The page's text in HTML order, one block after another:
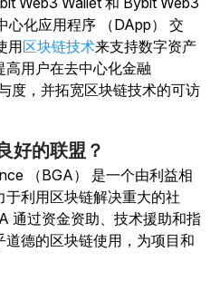
心化应用程序 （DApp） 交
用区块链技术来支持数字资产
用户在去中心化金融
度，并拓宽区块链技术的可访
好的联盟？
（BGA） 是一个由利益相
利用区块链解决重大的社
通过资金资助、技术援助和指
德的区块链使用，为项目和